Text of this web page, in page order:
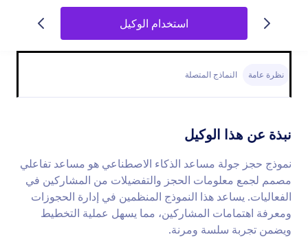
استخدام الوكيل
نظرة عامة النماذج المتصلة
نبذة عن هذا الوكيل
نموذج حجز جولة مساعد الذكاء الاصطناعي هو مساعد تفاعلي
مصمم لجمع معلومات الحجز والتفضيلات من المشاركين في
الفعاليات. يساعد هذا النموذج المنظمين في إدارة الحجوزات
ومعرفة اهتمامات المشاركين، مما يسهل عملية التخطيط
ويضمن تجربة سلسة ومرنة.